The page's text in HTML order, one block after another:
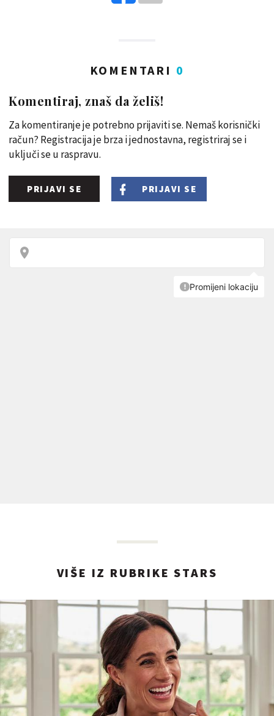
KOMENTARI 0
Komentiraj, znaš da želiš!
Za komentiranje je potrebno prijaviti se. Nemaš korisnički
račun? Registracija je brza i jednostavna, registriraj se i
uključi se u raspravu.
PRIJAVI SE PRIJAVI SE
VIŠE IZ RUBRIKE STARS